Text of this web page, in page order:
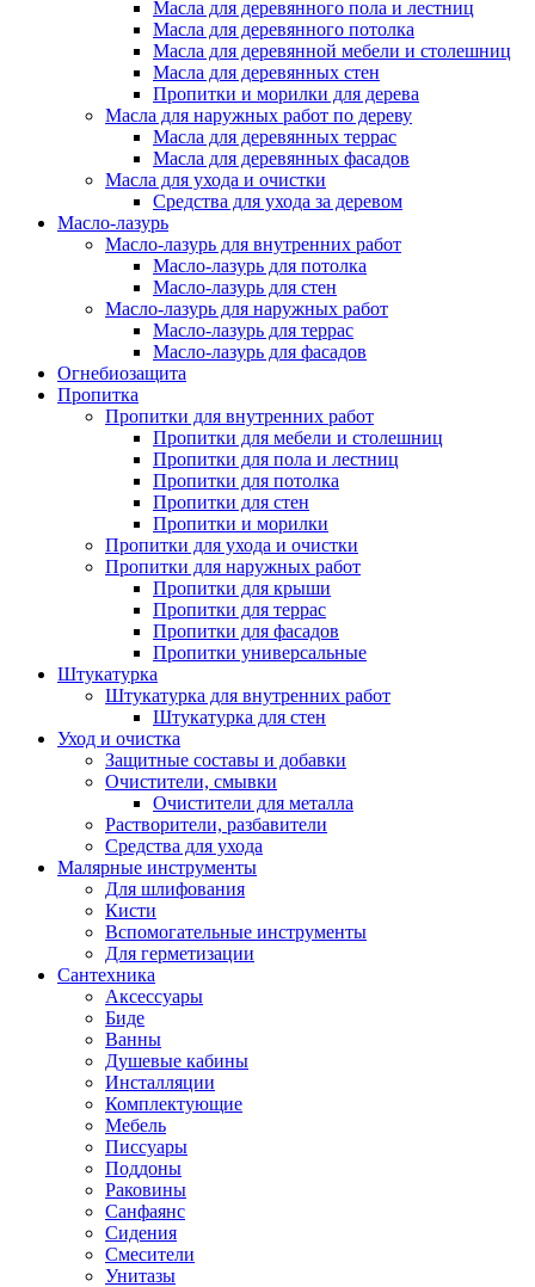
Масла для деревянного пола и лестниц
Масла для деревянного потолка
Масла для деревянной мебели и столешниц
Масла для деревянных стен
Пропитки и морилки для дерева
Масла для наружных работ по дереву
Масла для деревянных террас
Масла для деревянных фасадов
Масла для ухода и очистки
Средства для ухода за деревом
Масло-лазурь
Масло-лазурь для внутренних работ
Масло-лазурь для потолка
Масло-лазурь для стен
Масло-лазурь для наружных работ
Масло-лазурь для террас
Масло-лазурь для фасадов
Огнебиозащита
Пропитка
Пропитки для внутренних работ
Пропитки для мебели и столешниц
Пропитки для пола и лестниц
Пропитки для потолка
Пропитки для стен
Пропитки и морилки
Пропитки для ухода и очистки
Пропитки для наружных работ
Пропитки для крыши
Пропитки для террас
Пропитки для фасадов
Пропитки универсальные
Штукатурка
Штукатурка для внутренних работ
Штукатурка для стен
Уход и очистка
Защитные составы и добавки
Очистители, смывки
Очистители для металла
Растворители, разбавители
Средства для ухода
Малярные инструменты
Для шлифования
Кисти
Вспомогательные инструменты
Для герметизации
Сантехника
Аксессуары
Биде
Ванны
Душевые кабины
Инсталляции
Комплектующие
Мебель
Писсуары
Поддоны
Раковины
Санфаянс
Сидения
Смесители
Унитазы